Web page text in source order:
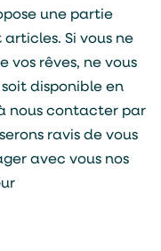
une partie
Si vous ne
vos rêves, ne vous
soit disponible en
nous contacter par
ravis de vous
avec vous nos